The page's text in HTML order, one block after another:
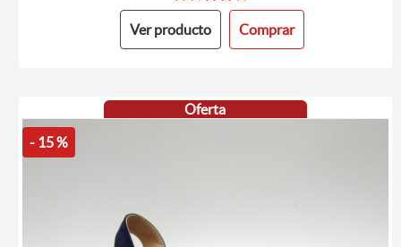
Ver producto Comprar
Oferta
- 15 %